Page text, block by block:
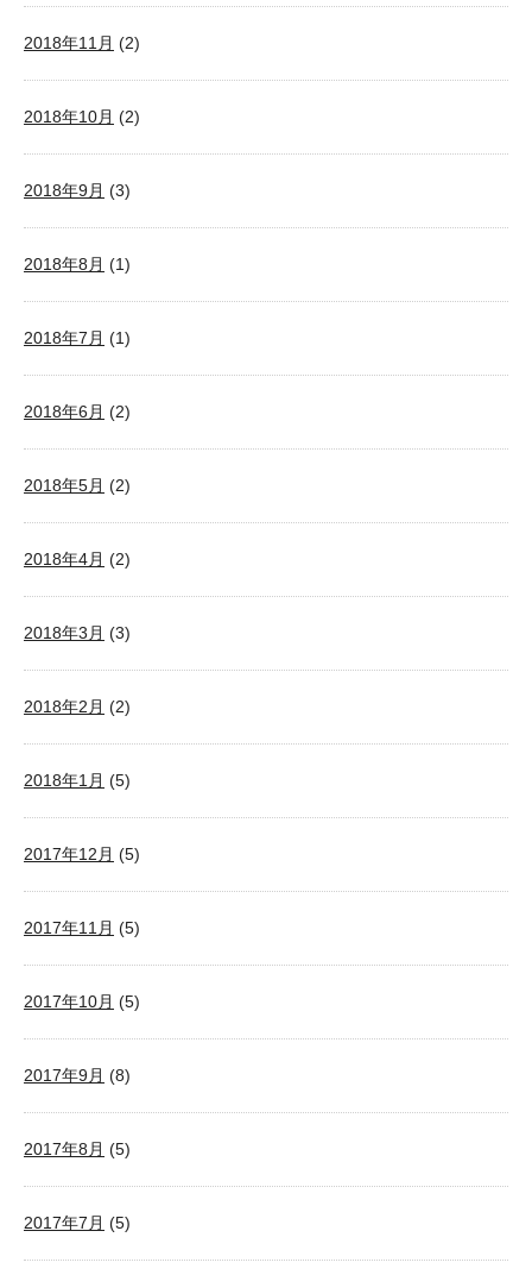
2018年11月 (2)
2018年10月 (2)
2018年9月 (3)
2018年8月 (1)
2018年7月 (1)
2018年6月 (2)
2018年5月 (2)
2018年4月 (2)
2018年3月 (3)
2018年2月 (2)
2018年1月 (5)
2017年12月 (5)
2017年11月 (5)
2017年10月 (5)
2017年9月 (8)
2017年8月 (5)
2017年7月 (5)